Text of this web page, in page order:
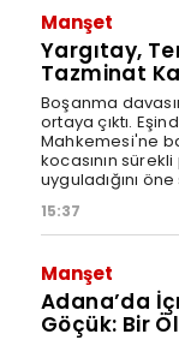
Manşet
Yargıtay,
Tazminat
Boşanma
ortaya çıktı.
Mahkemesi'ne
kocasının
uyguladığını
15:37
Manşet
Adana’da
Göçük: Bir